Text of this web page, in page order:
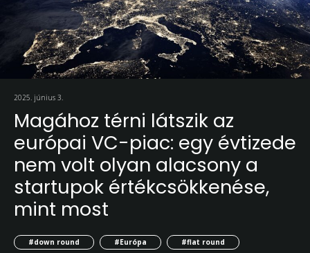
2025. június 3.
Magához térni látszik az
európai VC-piac: egy évtizede
nem volt olyan alacsony a
startupok értékcsökkenése,
mint most
#down round #Európa
#flat round